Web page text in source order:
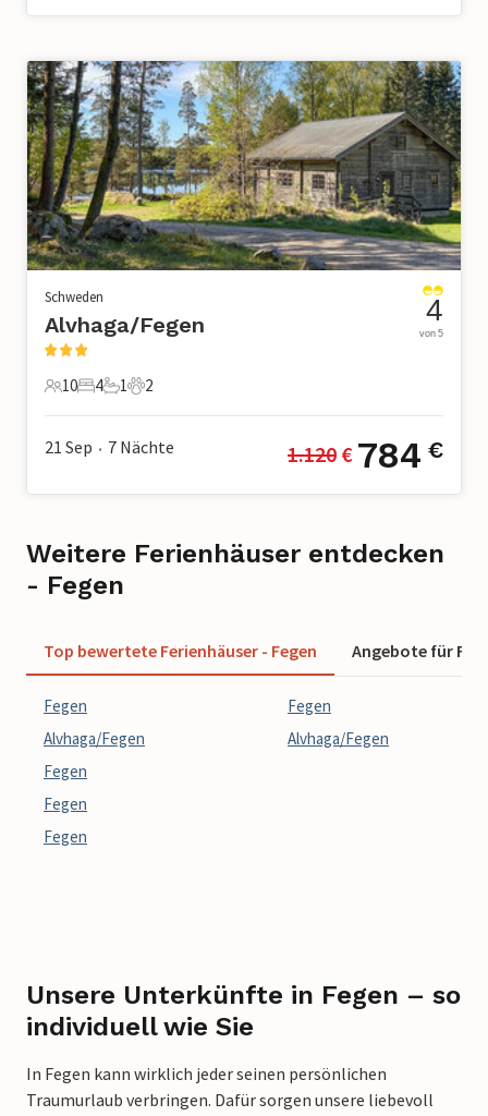
Schweden
Alvhaga/Fegen
10 Gäste
10
4 Schlafzimmer
4
1 Badezimmer
1
2 Haustiere
2
4
von 5
21 Sep • 7 Nächte 1.120 € 784 €
Weitere Ferienhäuser entdecken
- Fegen
Top bewertete Ferienhäuser - Fegen Angebote für
Fegen
Alvhaga/Fegen
Fegen
Fegen
Fegen
Fegen
Alvhaga/Fegen
Unsere Unterkünfte in Fegen – so
individuell wie Sie
In Fegen kann wirklich jeder seinen persönlichen
Traumurlaub verbringen. Dafür sorgen unsere liebevoll